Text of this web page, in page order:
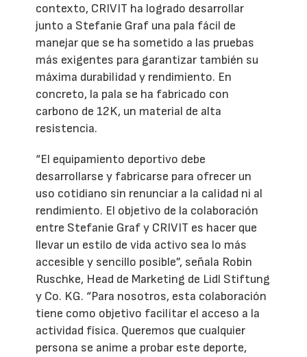
contexto, CRIVIT ha logrado desarrollar
junto a Stefanie Graf una pala fácil de
manejar que se ha sometido a las pruebas
más exigentes para garantizar también su
máxima durabilidad y rendimiento. En
concreto, la pala se ha fabricado con
carbono de 12K, un material de alta
resistencia.
“El equipamiento deportivo debe
desarrollarse y fabricarse para ofrecer un
uso cotidiano sin renunciar a la calidad ni al
rendimiento. El objetivo de la colaboración
entre Stefanie Graf y CRIVIT es hacer que
llevar un estilo de vida activo sea lo más
accesible y sencillo posible”, señala Robin
Ruschke, Head de Marketing de Lidl Stiftung
y Co. KG. “Para nosotros, esta colaboración
tiene como objetivo facilitar el acceso a la
actividad física. Queremos que cualquier
persona se anime a probar este deporte,